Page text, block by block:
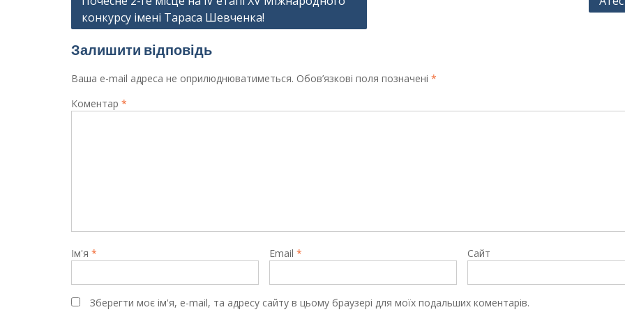
записів
конкурсу імені Тараса Шевченка!
Залишити відповідь
Ваша e-mail адреса не оприлюднюватиметься. Обов’язкові поля позначені *
Коментар *
Ім'я * Email * Сайт
Зберегти моє ім'я, e-mail, та адресу сайту в цьому браузері для моїх подальших коментарів.